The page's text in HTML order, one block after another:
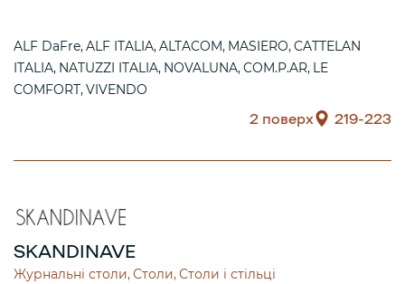
ALF DaFre ALF ITALIA ALTACOM MASIERO CATTELAN
ITALIA NATUZZI ITALIA NOVALUNA COM.P.AR LE
COMFORT VIVENDO
2 поверх 219-223
SKANDINAVE
Журнальні столи Столи Столи і стільці